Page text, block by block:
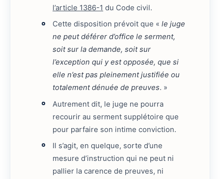
l’article 1386-1 du Code civil.
Cette disposition prévoit que «le juge
ne peut déférer d’office le serment,
soit sur la demande, soit sur
l’exception qui y est opposée, que si
elle n’est pas pleinement justifiée ou
totalement dénuée de preuves. »
Autrement dit, le juge ne pourra
recourir au serment supplétoire que
pour parfaire son intime conviction.
Il s’agit, en quelque, sorte d’une
mesure d’instruction qui ne peut ni
pallier la carence de preuves, ni